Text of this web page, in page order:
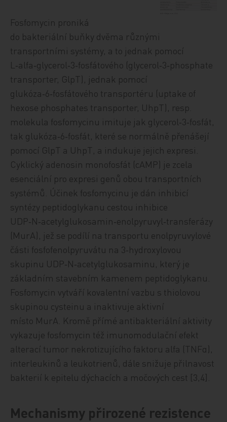
Fosfomycin proniká
do bakteriální buňky dvěma různými
transportními systémy, a to jednak pomocí
L‑alfa‑glycerol‑3‑fosfátového (glycerol‑3‑phosphate
transporter, GlpT), jednak pomocí
glukóza‑6‑fosfátového transportéru (uptake of
hexose phosphates transporter, UhpT), resp.
molekula fos­fomycinu imituje jak glycerol‑3‑fosfát,
tak glukóza‑6‑fosfát, které se normálně přenášejí
pomocí GlpT a UhpT, a indukuje jejich expresi.
Cyklický adenosin monofosfát (cAMP) je zcela
esenciální pro expresi genů obou transportních
systémů. Účinek fosfomycinu je dán inhibicí
syntézy peptidoglykanu cestou inhibice
UDP‑N‑acetylglukosamin‑enolpyruvyl‑transferázy
(MurA), jež se podílí na transportu enolpyruvylové
části fosfofenolpyruvátu na 3‑hydroxylovou
skupinu UDP‑N‑acetylglukosaminu, který je
základním stavebním kamenem peptidoglykanu.
Fosfomycin vytváří kovalentní vazbu s thiolovou
skupinou cysteinu a inaktivuje aktivní
místo MurA. Kromě přímé antibakteriální aktivity
vykazuje fosfomycin též imunomodulační efekt
alterací tumor nekrotizujícího faktoru alfa (TNFα),
interleukinů a leukotrienů, dále snižuje přilnavost
bakterií k epitelu dýchacích a močových cest [3,4].
Mechanismy přirozené rezistence